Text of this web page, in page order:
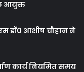
आयुक्त
डॉ0 आशीष चौहान ने
कार्य नियमित समय